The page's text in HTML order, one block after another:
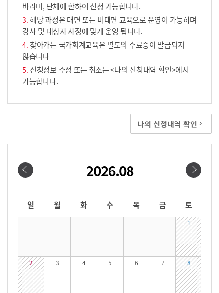
바라며, 단체에 한하여 신청 가능합니다.
해당 과정은 대면 또는 비대면 교육으로 운영이 가능하며
강사 및 대상자 사정에 맞게 운영 됩니다.
찾아가는 국가회계교육은 별도의 수료증이 발급되지
않습니다
신청정보 수정 또는 취소는 <나의 신청내역 확인>에서
가능합니다.
나의 신청내역 확인
2026.08
날짜선택
일 월 화 수 목 금 토
1
2 3 4 5 6 7 8